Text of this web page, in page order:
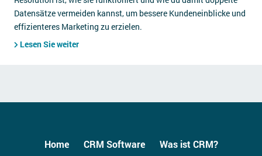
Datensätze vermeiden kannst, um bessere Kundeneinblicke und
effizienteres Marketing zu erzielen.
Lesen Sie weiter
Home CRM Software
Was ist CRM?